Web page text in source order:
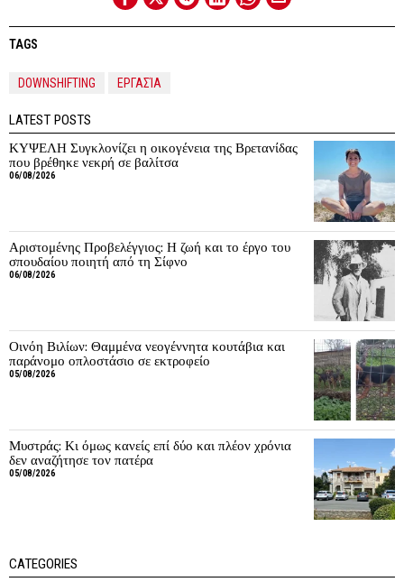
TAGS
DOWNSHIFTING ΕΡΓΑΣΊΑ
LATEST POSTS
ΚΥΨΕΛΗ Συγκλονίζει η οικογένεια της Βρετανίδας
που βρέθηκε νεκρή σε βαλίτσα
06/08/2026
Αριστομένης Προβελέγγιος: Η ζωή και το έργο του
σπουδαίου ποιητή από τη Σίφνο
06/08/2026
Οινόη Βιλίων: Θαμμένα νεογέννητα κουτάβια και
παράνομο οπλοστάσιο σε εκτροφείο
05/08/2026
Μυστράς: Κι όμως κανείς επί δύο και πλέον χρόνια
δεν αναζήτησε τον πατέρα
05/08/2026
CATEGORIES